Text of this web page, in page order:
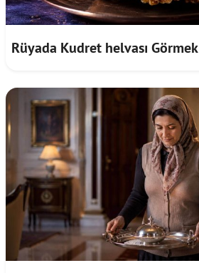
Rüyada Kudret helvası Görmek